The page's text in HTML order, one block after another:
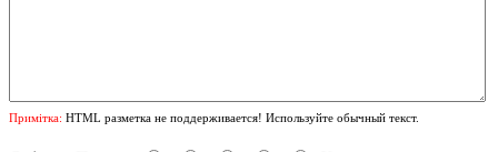
Примітка: HTML разметка не поддерживается! Используйте обычный текст.